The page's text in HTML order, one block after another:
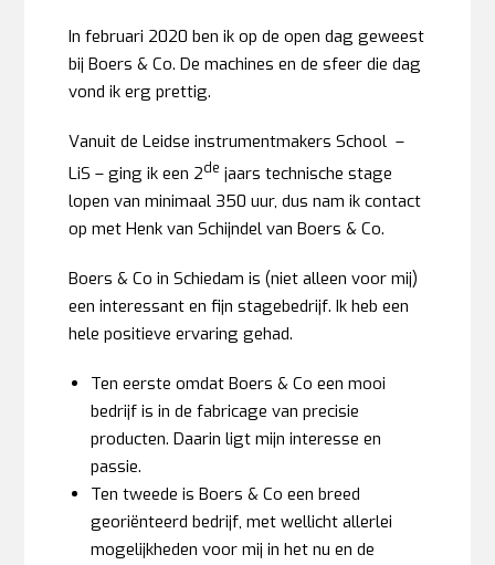
In februari 2020 ben ik op de open dag geweest
bij Boers & Co. De machines en de sfeer die dag
vond ik erg prettig.
Vanuit de Leidse instrumentmakers School –
LiS – ging ik een 2de jaars technische stage
lopen van minimaal 350 uur, dus nam ik contact
op met Henk van Schijndel van Boers & Co.
Boers & Co in Schiedam is (niet alleen voor mij)
een interessant en fijn stagebedrijf. Ik heb een
hele positieve ervaring gehad.
Ten eerste omdat Boers & Co een mooi
bedrijf is in de fabricage van precisie
producten. Daarin ligt mijn interesse en
passie.
Ten tweede is Boers & Co een breed
georiënteerd bedrijf, met wellicht allerlei
mogelijkheden voor mij in het nu en de